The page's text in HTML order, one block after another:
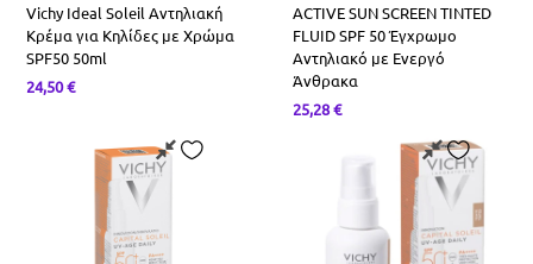
Vichy Ideal Soleil Αντηλιακή
Κρέμα για Κηλίδες με Χρώμα
SPF50 50ml
24,50€
ACTIVE SUN SCREEN TINTED
FLUID SPF 50 Έγχρωμο
Αντηλιακό με Ενεργό
Άνθρακα
25,28€